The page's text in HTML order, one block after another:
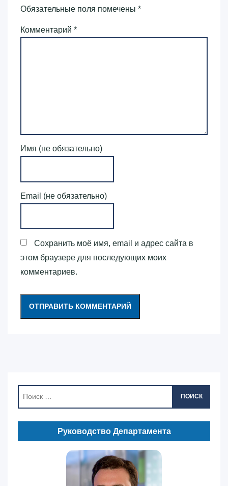
Обязательные поля помечены *
Комментарий *
Имя (не обязательно)
Email (не обязательно)
Сохранить моё имя, email и адрес сайта в
этом браузере для последующих моих
комментариев.
ПОИСК
Руководство Департамента